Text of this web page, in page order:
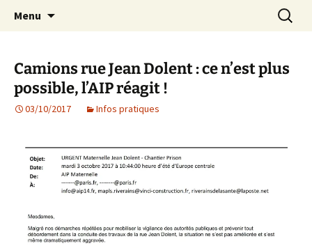
AIP Paris 14 – Association
Indépendante des Parents
d'élèves depuis 1981
Agit – s'Investit – Participe au service des
enfants du secteur scolaire Dolent-Arago-
Menu
Camions rue Jean Dolent : ce n’est plus
possible, l’AIP réagit !
03/10/2017 Infos pratiques